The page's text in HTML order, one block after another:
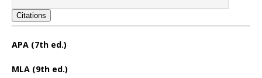
Citations
APA (7th ed.)
MLA (9th ed.)